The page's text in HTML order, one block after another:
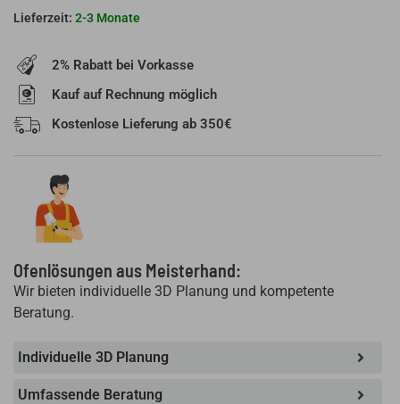
9
mit
Ofenbank
Menge
2-3 Monate
2% Rabatt bei Vorkasse
Kauf auf Rechnung möglich
Kostenlose Lieferung ab 350€
Ofenlösungen aus Meisterhand:
Wir bieten individuelle 3D Planung und kompetente
Beratung.
Individuelle 3D Planung
Umfassende Beratung